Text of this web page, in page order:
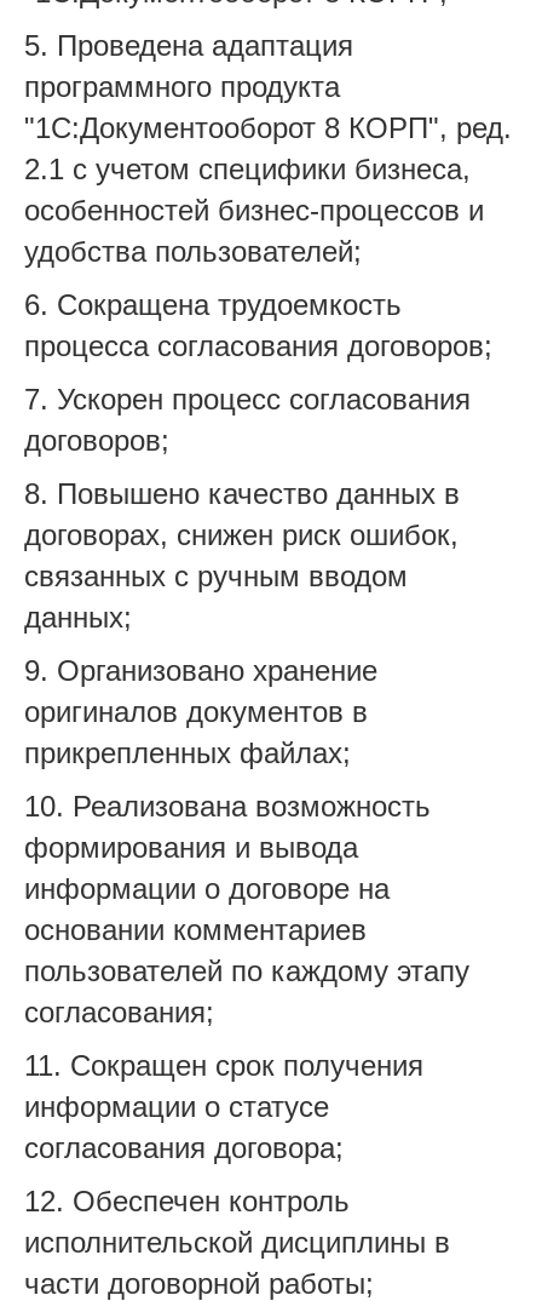
5. Проведена адаптация
программного продукта
"1С:Документооборот 8 КОРП", ред.
2.1 с учетом специфики бизнеса,
особенностей бизнес-процессов и
удобства пользователей;
6. Сокращена трудоемкость
процесса согласования договоров;
7. Ускорен процесс согласования
договоров;
8. Повышено качество данных в
договорах, снижен риск ошибок,
связанных с ручным вводом
данных;
9. Организовано хранение
оригиналов документов в
прикрепленных файлах;
10. Реализована возможность
формирования и вывода
информации о договоре на
основании комментариев
пользователей по каждому этапу
согласования;
11. Сокращен срок получения
информации о статусе
согласования договора;
12. Обеспечен контроль
исполнительской дисциплины в
части договорной работы;